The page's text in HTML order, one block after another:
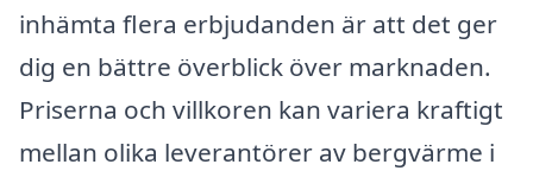
inhämta flera erbjudanden är att det ger
dig en bättre överblick över marknaden.
Priserna och villkoren kan variera kraftigt
mellan olika leverantörer av bergvärme i